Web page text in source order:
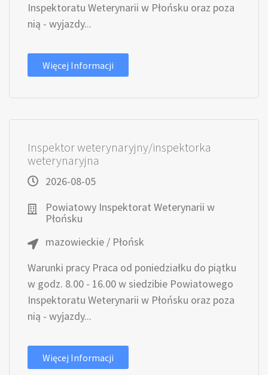
Inspektoratu Weterynarii w Płońsku oraz poza
nią - wyjazdy...
Więcej Informacji
Inspektor weterynaryjny/inspektorka
weterynaryjna
2026-08-05
Powiatowy Inspektorat Weterynarii w
Płońsku
mazowieckie / Płońsk
Warunki pracy Praca od poniedziałku do piątku
w godz. 8.00 - 16.00 w siedzibie Powiatowego
Inspektoratu Weterynarii w Płońsku oraz poza
nią - wyjazdy...
Więcej Informacji